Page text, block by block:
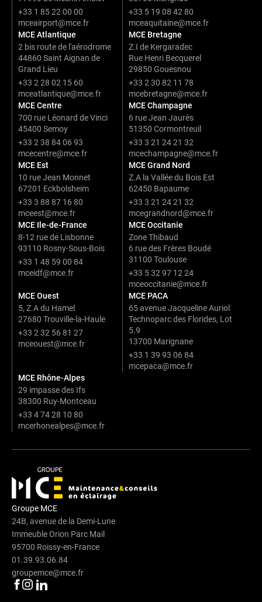
+33 1 85 22 00 00
mceairport@mce.fr
+33 5 19 08 42 80
mceaquitaine@mce.fr
MCE Atlantique
2 bis route de l'aérodrome
44860 Saint Aignan de
Grand Lieu
+33 2 28 02 15 60
mceatlantique@mce.fr
MCE Bretagne
Z.I de Kergaradec
Rue Henri Becquerel
29850 Gouesnou
+33 2 30 82 11 78
mcebretagne@mce.fr
MCE Centre
700 rue Léonard de Vinci
45400 Semoy
+33 2 38 84 06 93
mcecentre@mce.fr
MCE Champagne
6 rue Jean Jaurès
51350 Cormontreuil
+33 3 21 24 21 32
mcechampagne@mce.fr
MCE Est
10 rue Jean Monnet
67201 Eckbolsheim
+33 3 88 87 16 80
mceest@mce.fr
MCE Grand Nord
Z.A la Vallée du Bois Est
62450 Bapaume
+33 3 21 24 21 32
mcegrandnord@mce.fr
MCE Ile-de-France
8-12 rue de Lisbonne
93110 Rosny-Sous-Bois
+33 1 48 59 00 84
mceidf@mce.fr
MCE Occitanie
Zone Thibaud
6 rue des Frères Boudé
31100 Toulouse
+33 5 32 97 12 24
mceoccitanie@mce.fr
MCE Ouest
5, Z.A du Hamel
27680 Trouville-la-Haule
+33 2 32 56 81 27
mceouest@mce.fr
MCE PACA
65 avenue Jacqueline Auriol
Technoparc des Florides, Lot
5.9
13700 Marignane
+33 1 39 93 06 84
mcepaca@mce.fr
MCE Rhône-Alpes
29 impasse des Ifs
38300 Ruy-Montceau
+33 4 74 28 10 80
mcerhonealpes@mce.fr
Groupe MCE
24B, avenue de la Demi-Lune
Immeuble Orion Parc Mail
95700 Roissy-en-France
01.39.93.06.84
groupemce@mce.fr